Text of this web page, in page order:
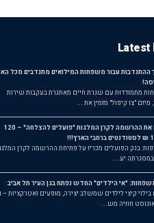
Latest
ההתנדבות עבור משפחות המילואים מתנדבים מכל
מתמודדות עם שגרת חיים מאתגרת בעקבות שירות
"צו קיפול" מזמין את ...
בנק הפועלים פותח את ההרשמה לקרן המלגות "פועלים להצלחה" – 120
בנק הפועלים מכריז על פתיחת ההרשמה לקרן
יע...
"אי הילדים" החדש נפתח בגן העיר תל אביב
קיצי לילדים שמשלב יצירה, מופעים ואטרקציות –
חוויה מש...